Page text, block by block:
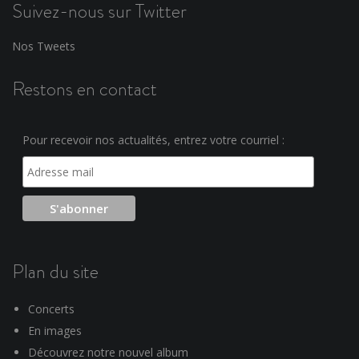
Suivez-nous sur Twitter
Nos Tweets
Restons en contact
Pour recevoir nos actualités, entrez votre courriel :
Plan du site
Concerts
En images
Découvrez notre nouvel album